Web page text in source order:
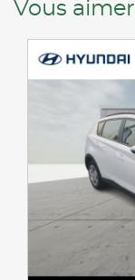
Vous